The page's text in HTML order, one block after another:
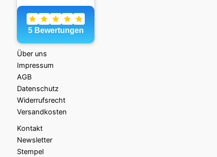
Über uns
Impressum
AGB
Datenschutz
Widerrufsrecht
Versandkosten
Kontakt
Newsletter
Stempel